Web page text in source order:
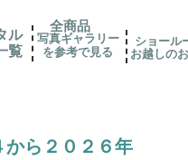
ル
覧
写真ギャラリー
を参考で見る
全商品
から２０２６年
ショール
お越しの